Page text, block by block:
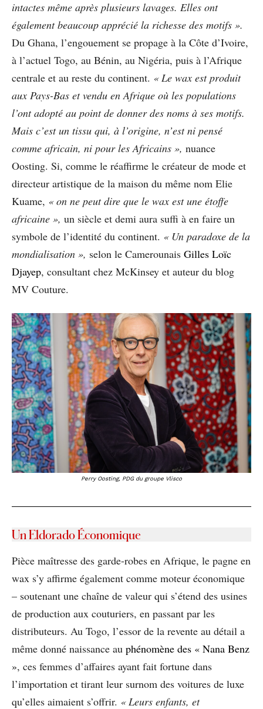
intactes même après plusieurs lavages. Elles ont
également beaucoup apprécié la richesse des motifs ».
Du Ghana, l’engouement se propage à la Côte d’Ivoire,
à l’actuel Togo, au Bénin, au Nigéria, puis à l’Afrique
centrale et au reste du continent. « Le wax est produit
aux Pays-Bas et vendu en Afrique où les populations
l’ont adopté au point de donner des noms à ses motifs.
Mais c’est un tissu qui, à l’origine, n’est ni pensé
comme africain, ni pour les Africains », nuance
Oosting. Si, comme le réaffirme le créateur de mode et
directeur artistique de la maison du même nom Elie
Kuame, « on ne peut dire que le wax est une étoffe
africaine », un siècle et demi aura suffi à en faire un
symbole de l’identité du continent. « Un paradoxe de la
mondialisation », selon le Camerounais Gilles Loïc
Djayep, consultant chez McKinsey et auteur du blog
MV Couture.
Perry Oosting, PDG du groupe Vlisco
Un Eldorado Économique
Pièce maîtresse des garde-robes en Afrique, le pagne en
wax s’y affirme également comme moteur économique
– soutenant une chaîne de valeur qui s’étend des usines
de production aux couturiers, en passant par les
distributeurs. Au Togo, l’essor de la revente au détail a
même donné naissance au phénomène des « Nana Benz
», ces femmes d’affaires ayant fait fortune dans
l’importation et tirant leur surnom des voitures de luxe
qu’elles aimaient s’offrir. « Leurs enfants, et